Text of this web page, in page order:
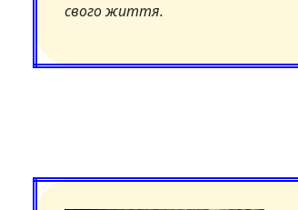
свого життя.